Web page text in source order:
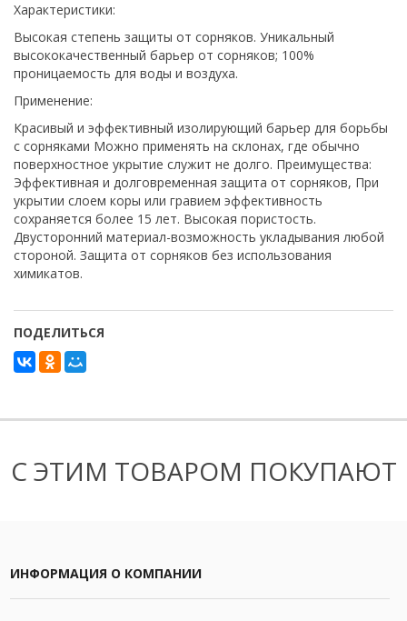
Характеристики:
Высокая степень защиты от сорняков. Уникальный
высококачественный барьер от сорняков; 100%
проницаемость для воды и воздуха.
Применение:
Красивый и эффективный изолирующий барьер для борьбы
с сорняками Можно применять на склонах, где обычно
поверхностное укрытие служит не долго. Преимущества:
Эффективная и долговременная защита от сорняков, При
укрытии слоем коры или гравием эффективность
сохраняется более 15 лет. Высокая пористость.
Двусторонний материал-возможность укладывания любой
стороной. Защита от сорняков без использования
химикатов.
ПОДЕЛИТЬСЯ
С ЭТИМ ТОВАРОМ ПОКУПАЮТ
ИНФОРМАЦИЯ О КОМПАНИИ